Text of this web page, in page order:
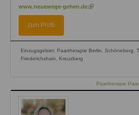
www.neuewege-gehen.de (link
zum Profil
Einzugsgebiet: Paartherapie Berlin, Schöneberg,
Friederichshain, Kreuzberg
Paartherapie